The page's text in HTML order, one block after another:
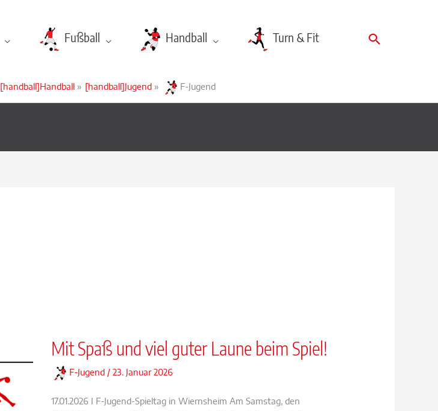
Fußball Handball Turn & Fit Suchen
[handball]Handball [handball]Jugend F-Jugend
Mit Spaß und viel guter Laune beim Spiel!
F-Jugend / 23. Januar 2026
17.01.2026 I F-Jugend-Spieltag in Wiernsheim Am Samstag, den